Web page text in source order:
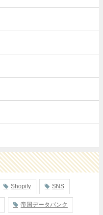
Shopify SNS
帝国データバンク